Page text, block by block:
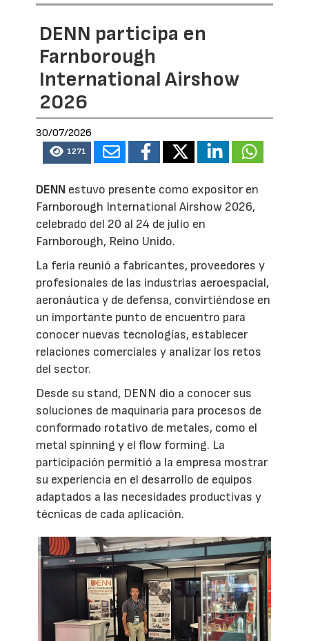
DENN participa en
Farnborough
International Airshow
2026
30/07/2026
1271
DENN estuvo presente como expositor en
Farnborough International Airshow 2026,
celebrado del 20 al 24 de julio en
Farnborough, Reino Unido.
La feria reunió a fabricantes, proveedores y
profesionales de las industrias aeroespacial,
aeronáutica y de defensa, convirtiéndose en
un importante punto de encuentro para
conocer nuevas tecnologías, establecer
relaciones comerciales y analizar los retos
del sector.
Desde su stand, DENN dio a conocer sus
soluciones de maquinaria para procesos de
conformado rotativo de metales, como el
metal spinning y el flow forming. La
participación permitió a la empresa mostrar
su experiencia en el desarrollo de equipos
adaptados a las necesidades productivas y
técnicas de cada aplicación.